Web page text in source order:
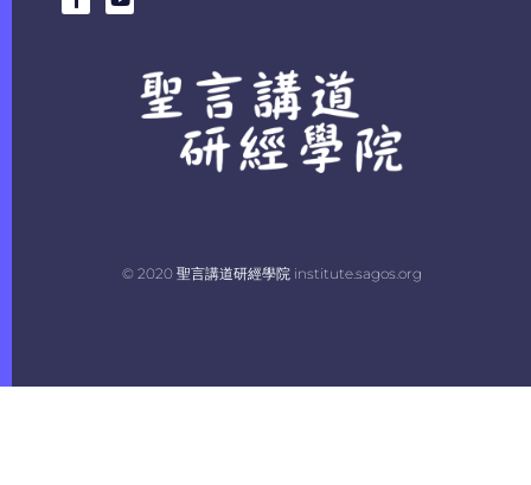
© 2020 聖言講道研經學院 institute.sagos.org